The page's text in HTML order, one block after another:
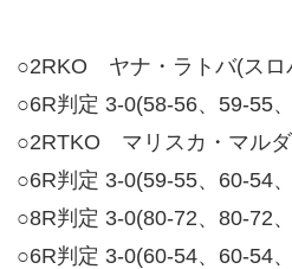
○2RKO ヤナ・ラトバ(スロ
○6R判定 3-0(58-56、59-55
○2RTKO マリスカ・マルダ
判定 3-0(59-55、60-54
○8R判定 3-0(80-72、80-72
判定 3-0(60-54、60-54